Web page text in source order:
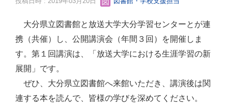
大分県立図書館と放送大学大分学習センターとが連
携（共催）し、公開講演会（年間３回）を開催しま
す。 第１回講演は、「放送大学における生涯学習の新
展開」です。
ぜひ、大分県立図書館へ来館いただき、講演後は関
連する本を読んで、皆様の学びを深めてください。